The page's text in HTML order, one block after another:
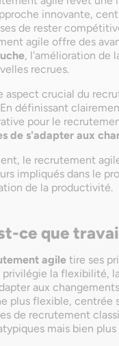
innovante,
de rester
agile offre des
, l'amélioration de
recrues.
aspect crucial du
définissant
pour le
de s'adapter aux
le recrutement
impliqués dans le
de la productivité.
ce que
agile tire ses
privilégie la flexibilité,
aux
plus flexible, centrée
de recrutement
mais bien